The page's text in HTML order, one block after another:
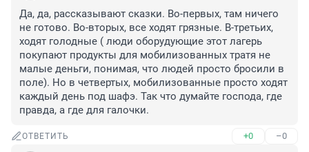
Да, да, рассказывают сказки. Во-первых, там ничего
не готово. Во-вторых, все ходят грязные. В-третьих,
ходят голодные ( люди оборудующие этот лагерь
покупают продукты для мобилизованных тратя не
малые деньги, понимая, что людей просто бросили в
поле). Но в четвертых, мобилизованные просто ходят
каждый день под шафэ. Так что думайте господа, где
правда, а где для галочки.
ОТВЕТИТЬ +0 –0